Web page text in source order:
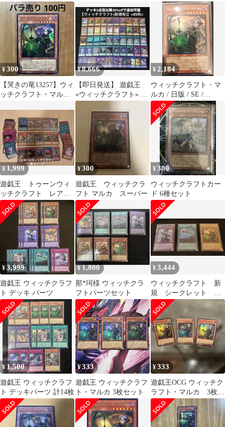
REVOLUTION
BOOSTER －トゥー
ン・ウィッチクラフ
ト・破械－ / RV01-
JP024 / ID:06071005
魔術 光の涙
¥300
【哭きの竜13257】ウィ
ッチクラフト・マルカ
¥8,666
【即日発送】 遊戯王
«ウィッチクラフト» 構
築済みデッキ 85枚 日版
¥ 2,184
ウィッチクラフト・マ
ルカ / 日版 / SE /
REVOLUTION
BOOSTER －トゥー
ン・ウィッチクラフ
ト・破械－ / RV01-
JP024 / ID:06071005
¥1,999
遊戯王 トゥーンウィ
ッチクラフト レアカ
ードまとめ売り
¥300
遊戯王 ウィッチクラ
フト マルカ スーパー
¥300
ウィッチクラフトカー
ド 6種セット
¥3,999
遊戯王 ウィッチクラフ
ト デッキ パーツ
¥1,800
那*珂様 ウィッチクラ
フトパーツセット
¥3,444
ウィッチクラフト 新
規 シークレット セ
ット
¥ 1,500
遊戯王 ウィッチクラフ
ト デッキパーツ 計14枚
¥333
遊戯王 ウィッチクラフ
ト・マルカ 3枚セット
¥333
遊戯王OCG ウィッチク
ラフト・マルカ 3枚セ
ット